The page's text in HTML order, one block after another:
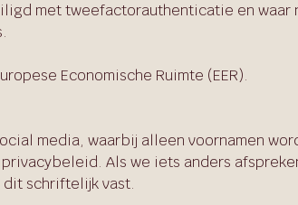
met tweefactorauthenticatie en waar
Economische Ruimte (EER).
media, waarbij alleen voornamen
Als we iets anders
dit schriftelijk vast.